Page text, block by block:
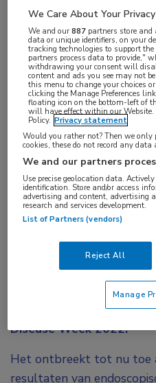
Uit praktijkonderzoek
vanwege een
eradicatiebehandeling
op een
noodzaak om de
percentage patiënten
Het onderzoek van
anesthesioloog bij het
Wisconsin, is
Disease Week 2022.
Het ontbreekt tot nu toe
resultaten van
Aandachtsgebieden:
Endoscopie,Maag-darm-
Tags:
adenocarcinoom,
slokdarmkanker
We Care About Your Privacy
We and our887 partners store
data or unique identifiers, on your
tracking technologies to support
partners process data to provide,"
withdrawing your consent will
content and ads you see may not
this menu to change your choices
clicking the Manage Preferences
floating icon on the bottom-left of
will have effect within our Website.
Policy. Privacy statement
Would you rather not? Then we
cookies, these do not record any
We and our partners
Use precise geolocation data.
identification. Store and/or access
advertising and content, advertising
research and services development.
List of Partners (vendors)
Reject All
Manage